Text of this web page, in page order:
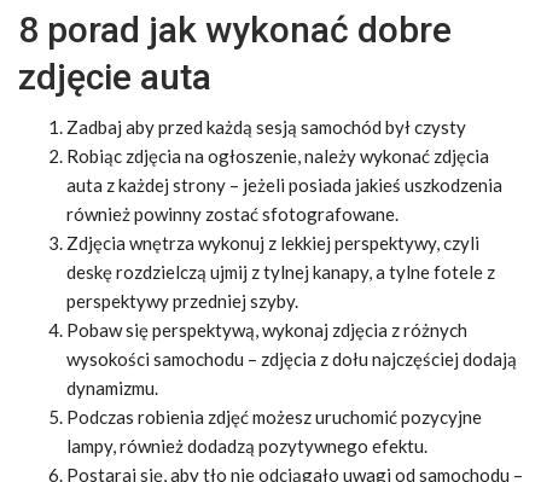
8 porad jak wykonać dobre
zdjęcie auta
Zadbaj aby przed każdą sesją samochód był czysty
Robiąc zdjęcia na ogłoszenie, należy wykonać zdjęcia
auta z każdej strony – jeżeli posiada jakieś uszkodzenia
również powinny zostać sfotografowane.
Zdjęcia wnętrza wykonuj z lekkiej perspektywy, czyli
deskę rozdzielczą ujmij z tylnej kanapy, a tylne fotele z
perspektywy przedniej szyby.
Pobaw się perspektywą, wykonaj zdjęcia z różnych
wysokości samochodu – zdjęcia z dołu najczęściej dodają
dynamizmu.
Podczas robienia zdjęć możesz uruchomić pozycyjne
lampy, również dodadzą pozytywnego efektu.
Postaraj się, aby tło nie odciągało uwagi od samochodu –